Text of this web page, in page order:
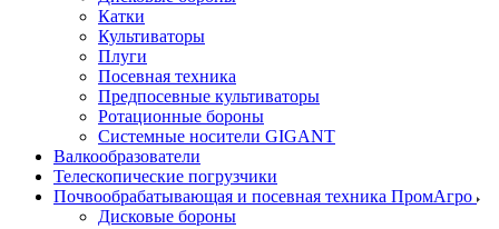
Катки
Культиваторы
Плуги
Посевная техника
Предпосевные культиваторы
Ротационные бороны
Системные носители GIGANT
Валкообразователи
Телескопические погрузчики
Почвообрабатывающая и посевная техника ПромАгро
Дисковые бороны